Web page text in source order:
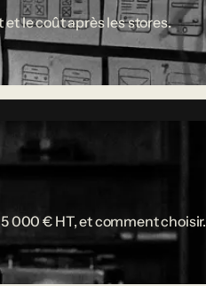
le coût après les stores.
000 € HT, et comment choisir.